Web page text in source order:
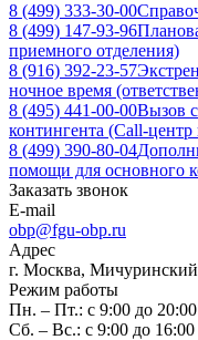
8 (499) 333-30-00
8 (499) 147-93-96
приемного отделения)
8 (916) 392-23-57
ночное время
8 (495) 441-00-00Вызов
контингента (Call-
8 (499) 390-80-04
помощи для основного
Заказать звонок
E-mail
obp@fgu-obp.ru
Адрес
г. Москва, Мичуринский
Режим работы
Пн. – Пт.: с 9:00 до 20:00
Сб. – Вс.: с 9:00 до 16:00